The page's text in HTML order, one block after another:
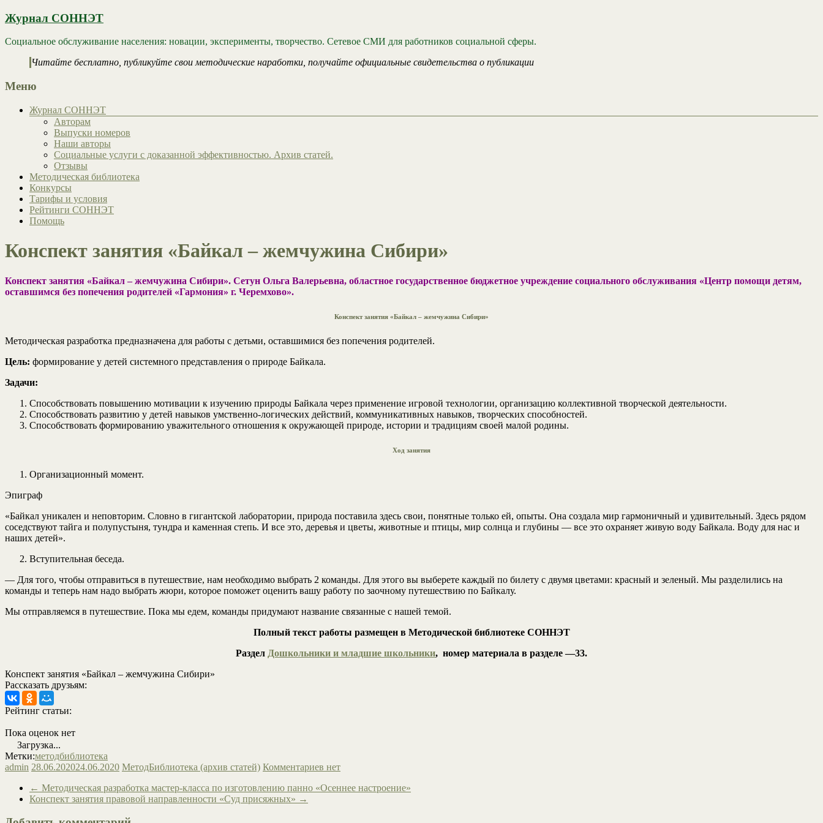
Журнал СОННЭТ
Социальное обслуживание населения: новации, эксперименты, творчество. Сетевое СМИ для работников социальной сферы.
Читайте бесплатно, публикуйте свои методические наработки, получайте официальные свидетельства о публикации
Меню
Журнал СОННЭТ
Авторам
Выпуски номеров
Наши авторы
Социальные услуги с доказанной эффективностью. Архив статей.
Отзывы
Методическая библиотека
Конкурсы
Тарифы и условия
Рейтинги СОННЭТ
Помощь
Конспект занятия «Байкал – жемчужина Сибири»
Конспект занятия «Байкал – жемчужина Сибири». Сетун Ольга Валерьевна, областное государственное бюджетное учреждение социального обслуживания «Центр помощи детям,
оставшимся без попечения родителей «Гармония» г. Черемхово».
Конспект занятия «Байкал – жемчужина Сибири»
Методическая разработка предназначена для работы с детьми, оставшимися без попечения родителей.
Цель: формирование у детей системного представления о природе Байкала.
Задачи:
Способствовать повышению мотивации к изучению природы Байкала через применение игровой технологии, организацию коллективной творческой деятельности.
Способствовать развитию у детей навыков умственно-логических действий, коммуникативных навыков, творческих способностей.
Способствовать формированию уважительного отношения к окружающей природе, истории и традициям своей малой родины.
Ход занятия
Организационный момент.
Эпиграф
«Байкал уникален и неповторим. Словно в гигантской лаборатории, природа поставила здесь свои, понятные только ей, опыты. Она создала мир гармоничный и удивительный. Здесь рядом
соседствуют тайга и полупустыня, тундра и каменная степь. И все это, деревья и цветы, животные и птицы, мир солнца и глубины — все это охраняет живую воду Байкала. Воду для нас и
наших детей».
Вступительная беседа.
— Для того, чтобы отправиться в путешествие, нам необходимо выбрать 2 команды. Для этого вы выберете каждый по билету с двумя цветами: красный и зеленый. Мы разделились на
команды и теперь нам надо выбрать жюри, которое поможет оценить вашу работу по заочному путешествию по Байкалу.
Мы отправляемся в путешествие. Пока мы едем, команды придумают название связанные с нашей темой.
Полный текст работы размещен в Методической библиотеке СОННЭТ
Раздел Дошкольники и младшие школьники, номер материала в разделе —33.
Конспект занятия «Байкал – жемчужина Сибири»
Рассказать друзьям:
Рейтинг статьи:
Пока оценок нет
Загрузка...
Метки:методбиблиотека
admin 28.06.202024.06.2020 МетодБиблиотека (архив статей) Комментариев нет
← Методическая разработка мастер-класса по изготовлению панно «Осеннее настроение»
Конспект занятия правовой направленности «Суд присяжных» →